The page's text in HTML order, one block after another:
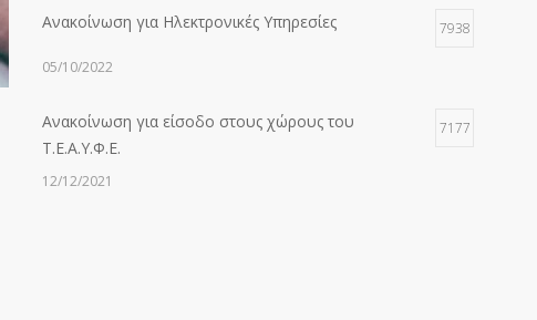
Ανακοίνωση για Ηλεκτρονικές Υπηρεσίες 7938
05/10/2022
Ανακοίνωση για είσοδο στους χώρους του
Τ.Ε.Α.Υ.Φ.Ε.
7177
12/12/2021